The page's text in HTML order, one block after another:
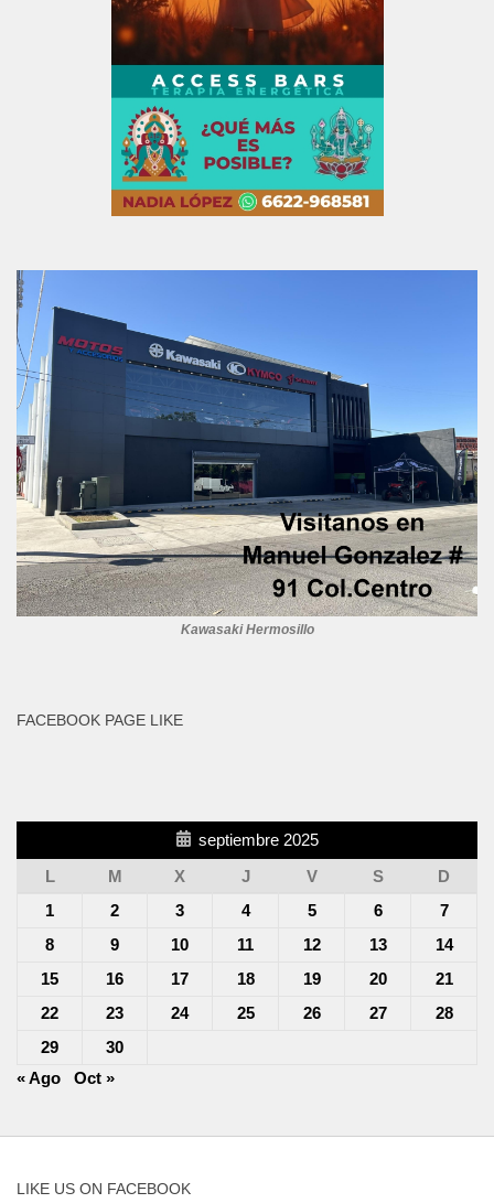
Kawasaki Hermosillo
FACEBOOK PAGE LIKE
septiembre 2025
L
M X J V S
D
1
2 3 4 5 6
7
8
9 10 11 12 13
14
15
16 17 18 19 20
21
22
23 24 25 26 27
28
29
30
« Ago
Oct »
LIKE US ON FACEBOOK